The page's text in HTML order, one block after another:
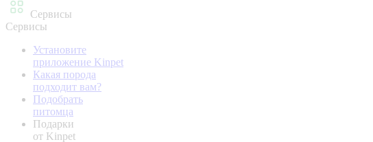
Сервисы
Сервисы
Установите
приложение Kinpet
Какая порода
подходит вам?
Подобрать
питомца
Подарки
от Kinpet